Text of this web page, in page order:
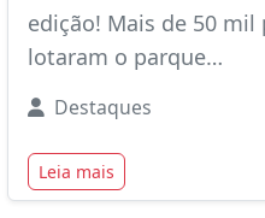
edição! Mais de 50 mil
lotaram o parque…
Destaques
Leia mais